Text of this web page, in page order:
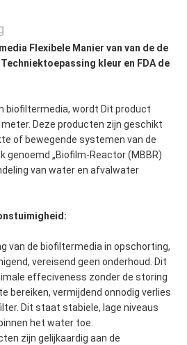
Flexibele Manier van van de de
kleur en FDA de
biofiltermedia, wordt Dit product
Deze producten zijn geschikt
of bewegende systemen van de
genoemd „Biofilm-Reactor (MBBR)
van water en afvalwater
van de biofiltermedia in opschorting,
vereisend geen onderhoud. Dit
effeciveness zonder de storing
bereiken, vermijdend onnodig verlies
Dit staat stabiele, lage niveaus
het water toe.
zijn gelijkaardig aan de